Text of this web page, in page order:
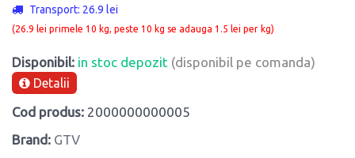
Transport: 26.9 lei
(26.9 lei primele 10 kg, peste 10 kg se adauga 1.5 lei per kg)
Disponibil: in stoc depozit (disponibil pe comanda)
Detalii
Cod produs: 2000000000005
Brand: GTV